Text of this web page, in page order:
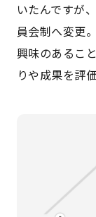
いたんですが
員会制へ変更
興味のあるこ
りや成果を評